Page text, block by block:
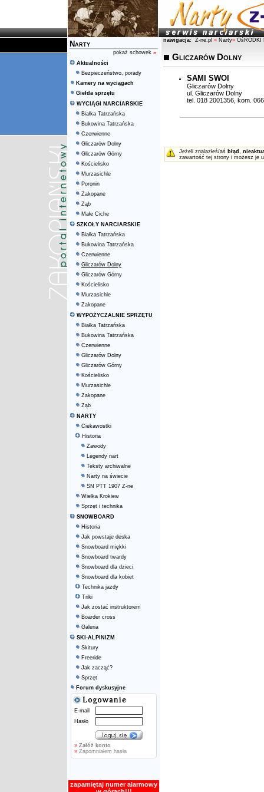
Narty
pokaż schowek »
Aktualności
Bezpieczeństwo, porady
Kamery na wyciągach
Giełda sprzętu
WYCIĄGI NARCIARSKIE
Białka Tatrzańska
Bukowina Tatrzańska
Czerwienne
Gliczarów Dolny
Gliczarów Górny
Kościelisko
Murzasichle
Poronin
Zakopane
Ząb
Małe Ciche
SZKOŁY NARCIARSKIE
Białka Tatrzańska
Bukowina Tatrzańska
Czerwienne
Gliczarów Dolny
Gliczarów Górny
Kościelisko
Murzasichle
Zakopane
WYPOŻYCZALNIE SPRZĘTU
Białka Tatrzańska
Bukowina Tatrzańska
Czerwienne
Gliczarów Dolny
Gliczarów Górny
Kościelisko
Murzasichle
Zakopane
Ząb
NARTY
Ciekawostki
Historia
Zawody
Legendy nart
Teksty archiwalne
Narty na świecie
SN PTT 1907 Z-ne
Wielka Krokiew
Sprzęt i technika
SNOWBOARD
Historia
Jak powstaje deska
Snowboard miękki
Snowboard twardy
Snowboard dla dzieci
Snowboard dla kobiet
Technika jazdy
Triki
Jak zostać instruktorem
Boarder cross
Galeria
SKI-ALPINIZM
Skitury
Freeride
Jak zacząć?
Sprzęt
Forum dyskusyjne
E-mail
Hasło
» Załóż konto
» Zapomniałem hasła
zapamiętaj numer alarmowy
nawigacja: Z-ne.pl » Narty» OśRODKI
Gliczarów Dolny
SAMI SWOI
Gliczarów Dolny
ul. Gliczarów Dolny
tel. 018 2001356, kom.
Jeżeli znalazłeś/aś błąd ,
zawartość tej strony i możesz je